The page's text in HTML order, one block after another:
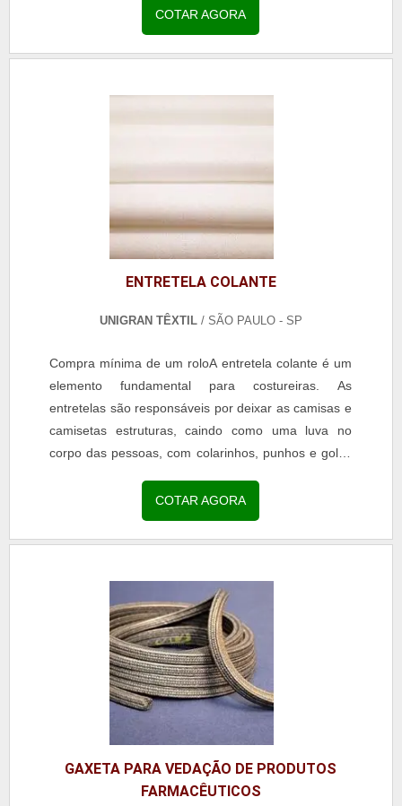
COTAR AGORA
ENTRETELA COLANTE
UNIGRAN TÊXTIL/ SÃO PAULO - SP
Compra mínima de um roloA entretela colante é um
elemento fundamental para costureiras. As
entretelas são responsáveis por deixar as camisas e
camisetas estruturas, caindo como uma luva no
corpo das pessoas, com colarinhos, punhos e golas
COTAR AGORA
GAXETA PARA VEDAÇÃO DE PRODUTOS
FARMACÊUTICOS